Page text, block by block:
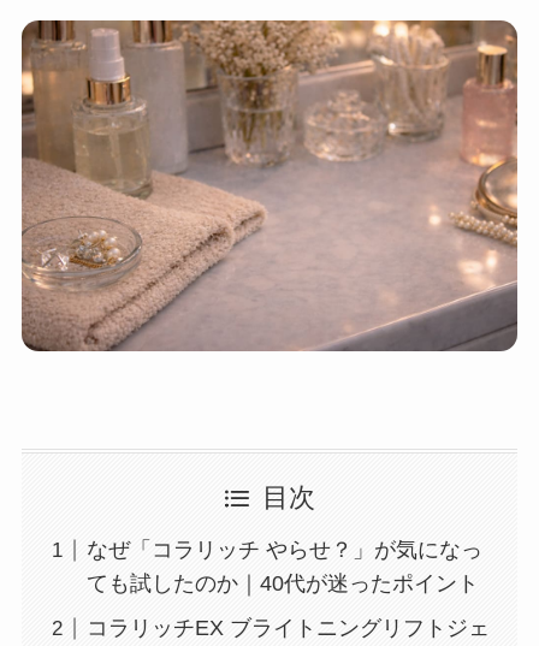
目次
なぜ「コラリッチ やらせ？」が気になっ
ても試したのか｜40代が迷ったポイント
コラリッチEX ブライトニングリフトジェ